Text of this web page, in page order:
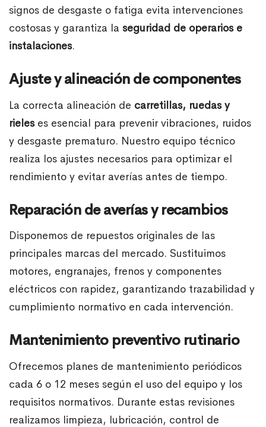
signos de desgaste o fatiga evita intervenciones
costosas y garantiza la seguridad de operarios e
instalaciones.
Ajuste y alineación de componentes
La correcta alineación de carretillas, ruedas y
rieleses esencial para prevenir vibraciones, ruidos
y desgaste prematuro. Nuestro equipo técnico
realiza los ajustes necesarios para optimizar el
rendimiento y evitar averías antes de tiempo.
Reparación de averías y recambios
Disponemos de repuestos originales de las
principales marcas del mercado. Sustituimos
motores, engranajes, frenos y componentes
eléctricos con rapidez, garantizando trazabilidad y
cumplimiento normativo en cada intervención.
Mantenimiento preventivo rutinario
Ofrecemos planes de mantenimiento periódicos
cada 6 o 12 meses según el uso del equipo y los
requisitos normativos. Durante estas revisiones
realizamos limpieza, lubricación, control de